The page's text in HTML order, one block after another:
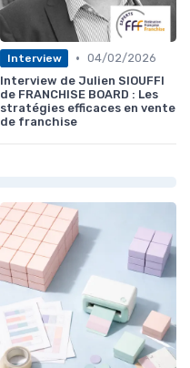
Interview • 04/02/2026
Interview de Julien SIOUFFI
de FRANCHISE BOARD : Les
stratégies efficaces en vente
de franchise